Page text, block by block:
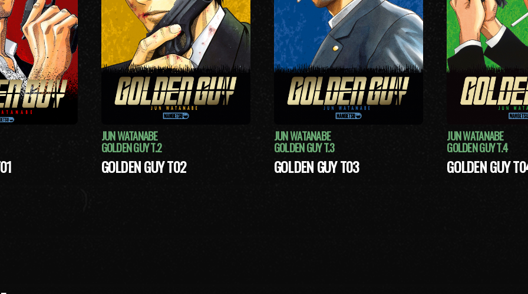
JUN WATANABE
GOLDEN GUY T.2
GOLDEN GUY T02
JUN WATANABE
GOLDEN GUY T.3
GOLDEN GUY T03
JUN WATANABE
GOLDEN GUY T.4
GOLDEN GUY